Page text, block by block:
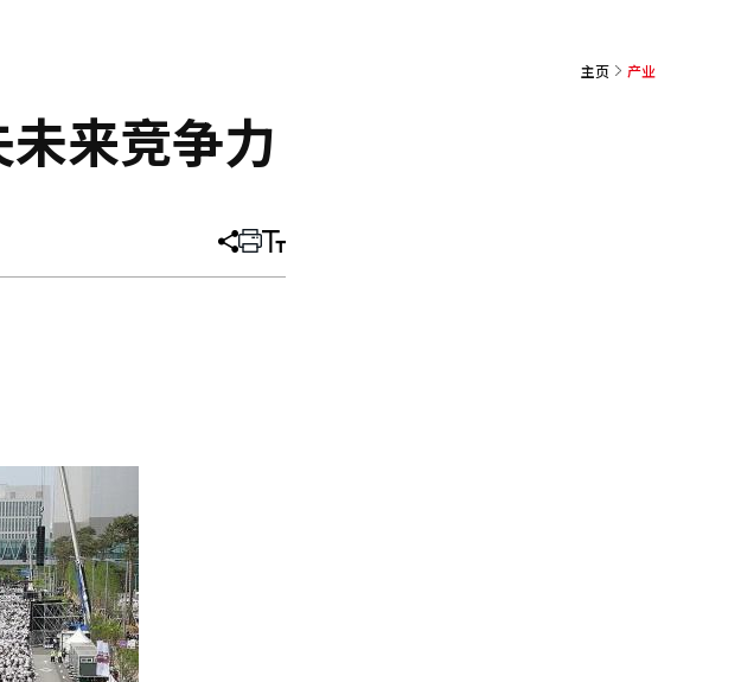
主页 产业
来竞争力
分
文
打 调
大